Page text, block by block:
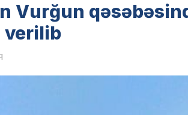
Vurğun
verilib